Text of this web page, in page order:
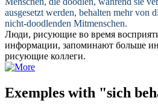
ausgesetzt werden, behalten mehr von
nicht-doodlenden Mitmenschen.
Люди, рисующие во время
информации, запоминают больше
рисующие коллеги.
Exemples with "sich